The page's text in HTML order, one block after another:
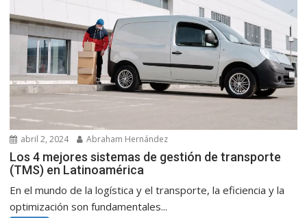
abril 2, 2024 Abraham Hernández
Los 4 mejores sistemas de gestión de transporte
(TMS) en Latinoamérica
En el mundo de la logística y el transporte, la eficiencia y la
optimización son fundamentales...